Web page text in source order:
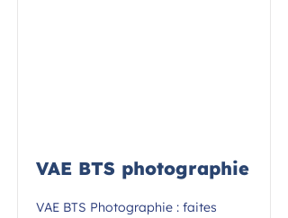
VAE BTS photographie
VAE BTS Photographie : faites